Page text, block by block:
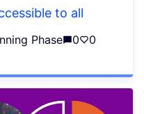
to all
Phase 0 0